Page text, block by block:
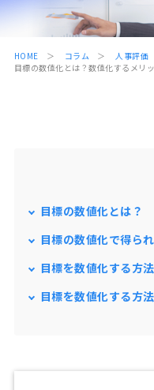
HOME コラム
人事評価
目標の数値化とは？数値化するメリ
目標の数値化とは？
目標の数値化で得ら
目標を数値化する方
目標を数値化する方